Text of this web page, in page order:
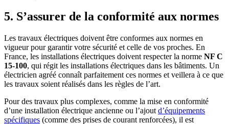
5. S’assurer de la conformité aux normes
Les travaux électriques doivent être conformes aux normes en
vigueur pour garantir votre sécurité et celle de vos proches. En
France, les installations électriques doivent respecter la norme NF C
15-100, qui régit les installations électriques dans les bâtiments. Un
électricien agréé connaît parfaitement ces normes et veillera à ce que
les travaux soient réalisés dans les règles de l’art.
Pour des travaux plus complexes, comme la mise en conformité
d’une installation électrique ancienne ou l’ajout d’équipements
spécifiques (comme des prises de courant renforcées), il est